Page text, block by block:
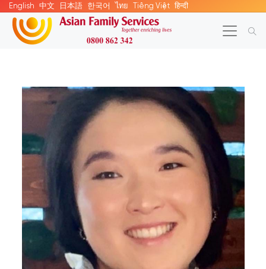
English 中文 日本語 한국어 ไทย Tiếng Việt हिन्दी